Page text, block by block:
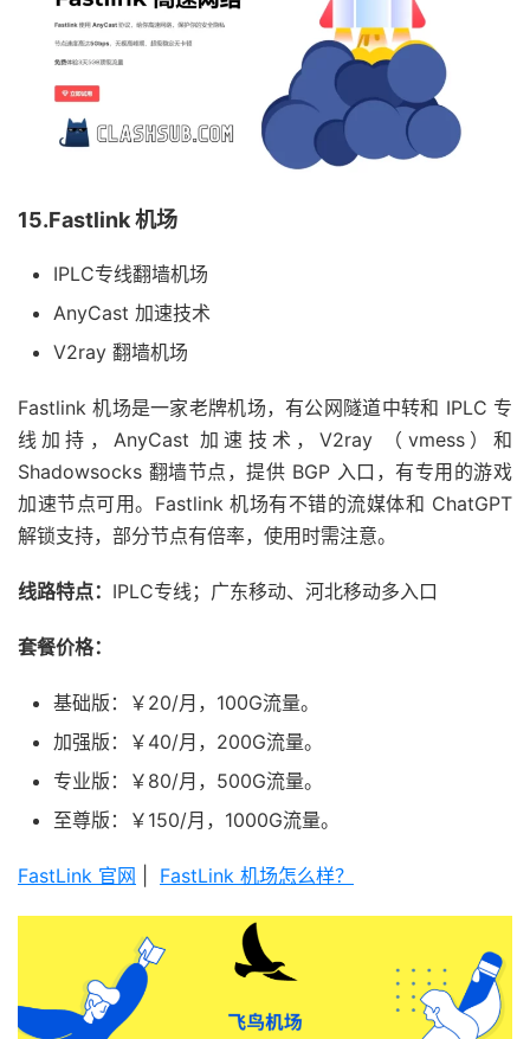
15.Fastlink 机场
IPLC专线翻墙机场
AnyCast 加速技术
V2ray 翻墙机场
Fastlink 机场是一家老牌机场，有公网隧道中转和 IPLC 专
线加持，AnyCast 加速技术，V2ray （vmess）和
Shadowsocks 翻墙节点，提供 BGP 入口，有专用的游戏
加速节点可用。Fastlink 机场有不错的流媒体和 ChatGPT
解锁支持，部分节点有倍率，使用时需注意。
线路特点： IPLC专线；广东移动、河北移动多入口
套餐价格：
基础版：￥20/月，100G流量。
加强版：￥40/月，200G流量。
专业版：￥80/月，500G流量。
至尊版：￥150/月，1000G流量。
FastLink 官网 FastLink 机场怎么样？